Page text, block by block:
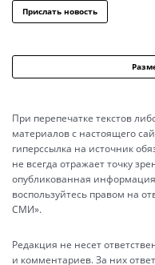
Прислать новость
При перепечатке текстов
материалов с настоящего
гиперссылка на источник
не всегда отражает точку
опубликованная информация
воспользуйтесь правом на
СМИ».
Редакция не несет
и комментариев. За них